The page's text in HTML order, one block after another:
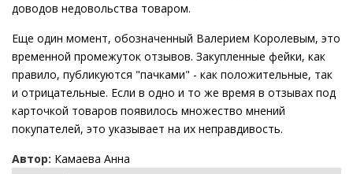
доводов недовольства товаром.
Еще один момент, обозначенный Валерием Королевым, это
временной промежуток отзывов. Закупленные фейки, как
правило, публикуются "пачками" - как положительные, так
и отрицательные. Если в одно и то же время в отзывах под
карточкой товаров появилось множество мнений
покупателей, это указывает на их неправдивость.
Автор: Камаева Анна